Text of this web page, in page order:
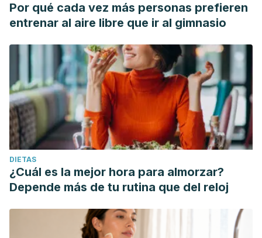
Por qué cada vez más personas prefieren
entrenar al aire libre que ir al gimnasio
DIETAS
¿Cuál es la mejor hora para almorzar?
Depende más de tu rutina que del reloj